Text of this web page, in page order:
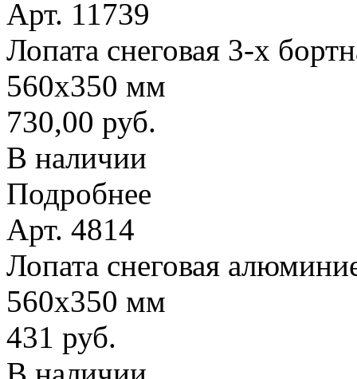
Арт. 11739
Лопата снеговая 3-х
560х350 мм
730,00 руб.
В наличии
Подробнее
Арт. 4814
Лопата снеговая
560х350 мм
431 руб.